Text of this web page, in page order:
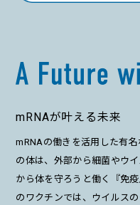
mRNAが叶える未来
mRNAの働きを活用した有
の体は、外部から細菌やウ
から体を守ろうと働く『免
のワクチンでは、ウイルス